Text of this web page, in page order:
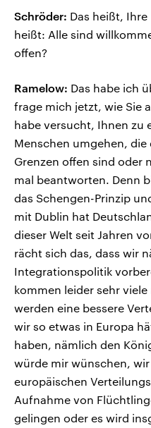
Schröder: Das heißt, Ihre
heißt: Alle sind
offen?
Ramelow: Das habe ich
frage mich jetzt, wie Sie
habe versucht, Ihnen zu
Menschen umgehen, die
Grenzen offen sind oder
mal beantworten. Denn
das Schengen-Prinzip
mit Dublin hat
dieser Welt seit Jahren
rächt sich das, dass wir
Integrationspolitik
kommen leider sehr
werden eine bessere
wir so etwas in Europa
haben, nämlich den
würde mir wünschen,
europäischen
Aufnahme von
gelingen oder es wird